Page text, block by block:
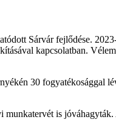
Sárvár fejlődése.
kapcsolatban.
30 fogyatékosággal
munkatervét is